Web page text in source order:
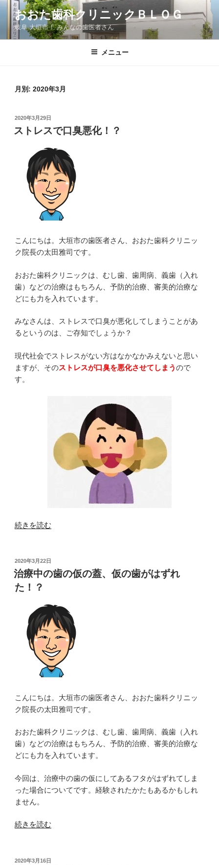
コ
ン
おおた歯科クリニックＢＬＯＧ
岐阜 大垣市！ みんなの歯医者さん
メニュー
月別: 2020年3月
投
稿
日:
2020年3月29日
ストレスで口臭悪化！？
こんにちは。大垣市の歯医者さん、おおた歯科クリニッ
ク院長の太田雅司です。
おおた歯科クリニックは、むし歯、歯周病、義歯（入れ
歯）などの治療はもちろん、予防的治療、審美的治療な
どにも力を入れています。
みなさんは、ストレスで口臭が悪化してしまうことがあ
るというのは、ご存知でしょうか？
現代社会でストレスがない方はなかなかみえないと思い
ますが、そのストレスが口臭を悪化させてしまうので
す。
“ス
ス
で
口
臭
化！？”
続きを読む
投
稿
日:
2020年3月22日
治療中の歯の仮の蓋、仮の歯がはずれ
た！？
こんにちは。大垣市の歯医者さん、おおた歯科クリニッ
ク院長の太田雅司です。
おおた歯科クリニックは、むし歯、歯周病、義歯（入れ
歯）などの治療はもちろん、予防的治療、審美的治療な
どにも力を入れています。
今回は、治療中の歯の仮にしてあるフタがはずれてしま
った場合についてです。経験されたかたもあるかもしれ
ません。
“治
の
続きを読む
投
2020年3月16日